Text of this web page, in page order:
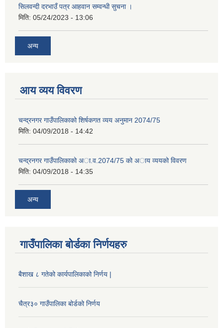
सिलवन्दी दरभाउँ पत्र आहवान सम्वन्धी सुचना ।
मिति: 05/24/2023 - 13:06
अन्य
आय व्यय विवरण
चन्द्रनगर गाउँपालिकाको शिर्षकगत व्यय अनुमान 2074/75
मिति: 04/09/2018 - 14:42
चन्द्रनगर गाउँपालिकाको अा‍‍‍.व.2074/75 को अाय व्ययको विवरण
मिति: 04/09/2018 - 14:35
अन्य
गाउँपालिका बोर्डका निर्णयहरु
बैशाख ८ गतेको कार्यपालिकाको निर्णय |
चैत्र३० गाउँपालिका बोर्डको निर्णय